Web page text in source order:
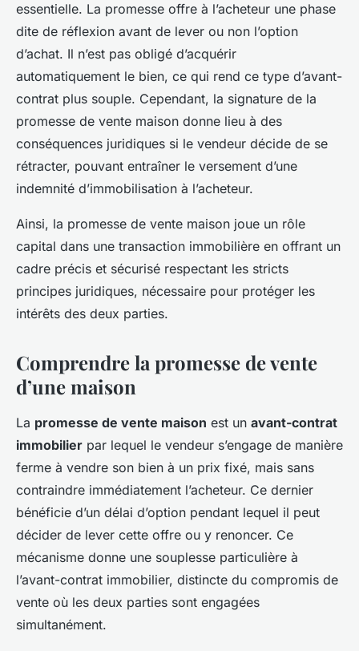
essentielle. La promesse offre à l’acheteur une phase
dite de réflexion avant de lever ou non l’option
d’achat. Il n’est pas obligé d’acquérir
automatiquement le bien, ce qui rend ce type d’avant-
contrat plus souple. Cependant, la signature de la
promesse de vente maison donne lieu à des
conséquences juridiques si le vendeur décide de se
rétracter, pouvant entraîner le versement d’une
indemnité d’immobilisation à l’acheteur.
Ainsi, la promesse de vente maison joue un rôle
capital dans une transaction immobilière en offrant un
cadre précis et sécurisé respectant les stricts
principes juridiques, nécessaire pour protéger les
intérêts des deux parties.
Comprendre la promesse de vente
d’une maison
La promesse de vente maison est un avant-contrat
immobilier par lequel le vendeur s’engage de manière
ferme à vendre son bien à un prix fixé, mais sans
contraindre immédiatement l’acheteur. Ce dernier
bénéficie d’un délai d’option pendant lequel il peut
décider de lever cette offre ou y renoncer. Ce
mécanisme donne une souplesse particulière à
l’avant-contrat immobilier, distincte du compromis de
vente où les deux parties sont engagées
simultanément.